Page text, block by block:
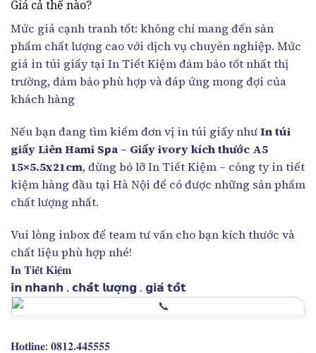
Giá cả thế nào?
Mức giá cạnh tranh tốt: không chỉ mang đến sản
phẩm chất lượng cao với dịch vụ chuyên nghiệp. Mức
giá in túi giấy tại In Tiết Kiệm đảm bảo tốt nhất thị
trường, đảm bảo phù hợp và đáp ứng mong đợi của
khách hàng
Nếu bạn đang tìm kiếm đơn vị in túi giấy nhưIn túi
giấy Liên Hami Spa – Giấy ivory kích thước A5
15×5.5x21cm, đừng bỏ lỡ In Tiết Kiệm – công ty in tiết
kiệm hàng đầu tại Hà Nội để có được những sản phẩm
chất lượng nhất.
Vui lòng inbox để team tư vấn cho bạn kích thước và
chất liệu phù hợp nhé!
𝐈𝐧 𝐓𝐢𝐞̂́𝐭 𝐊𝐢𝐞̣̂𝐦
𝗶𝗻 𝗻𝗵𝗮𝗻𝗵 . 𝗰𝗵𝗮̂́𝘁 𝗹𝘂̛𝗼̛̣𝗻𝗴 . 𝗴𝗶𝗮́ 𝘁𝗼̂́𝘁
𝐇𝐨𝐭𝐥𝐢𝐧𝐞: 𝟎𝟖𝟏𝟐.𝟒𝟒𝟓𝟓𝟓𝟓